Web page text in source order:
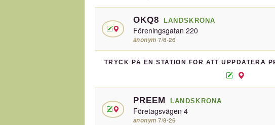
OKQ8 LANDSKRONA
Föreningsgatan 220
anonym·7/8-26
TRYCK PÅ EN STATION FÖR ATT UPPDATERA
PREEM LANDSKRONA
Företagsvägen 4
anonym·7/8-26